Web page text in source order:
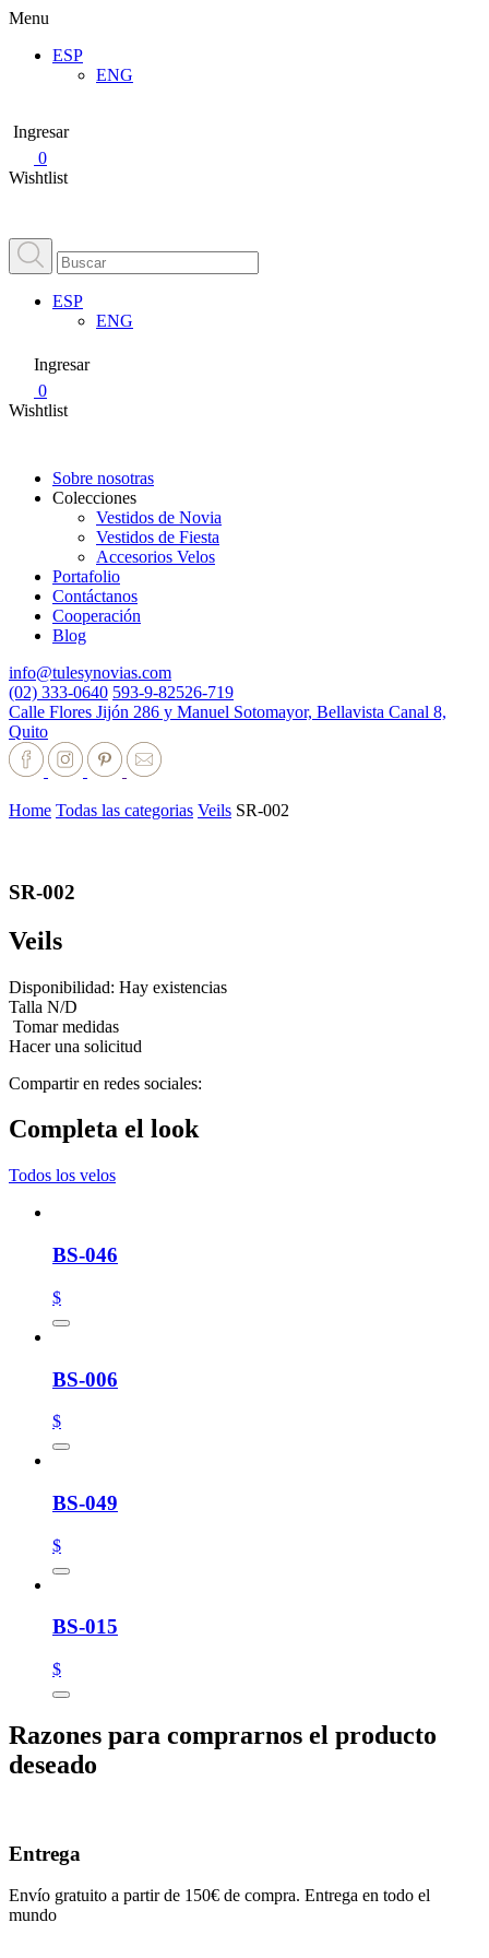
Menu
ESP
ENG
Ingresar
0
Wishtlist
ESP
ENG
Ingresar
0
Wishtlist
Sobre nosotras
Colecciones
Vestidos de Novia
Vestidos de Fiesta
Accesorios Velos
Portafolio
Contáctanos
Cooperación
Blog
info@tulesynovias.com
(02) 333-0640 593-9-82526-719
Calle Flores Jijón 286 y Manuel Sotomayor, Bellavista Canal 8,
Quito
Home Todas las categorias Veils SR-002
SR-002
Veils
Disponibilidad: Hay existencias
Talla N/D
Tomar medidas
Hacer una solicitud
Compartir en redes sociales:
Completa el look
Todos los velos
BS-046
$
BS-006
$
BS-049
$
BS-015
$
Razones para comprarnos el producto
deseado
Entrega
Envío gratuito a partir de 150€ de compra. Entrega en todo el
mundo